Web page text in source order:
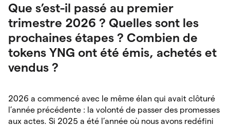
Que s’est-il passé au premier
trimestre 2026 ? Quelles sont les
prochaines étapes ? Combien de
tokens YNG ont été émis, achetés et
vendus ?
2026 a commencé avec le même élan qui avait clôturé
l’année précédente : la volonté de passer des promesses
aux actes. Si 2025 a été l’année où nous avons redéfini